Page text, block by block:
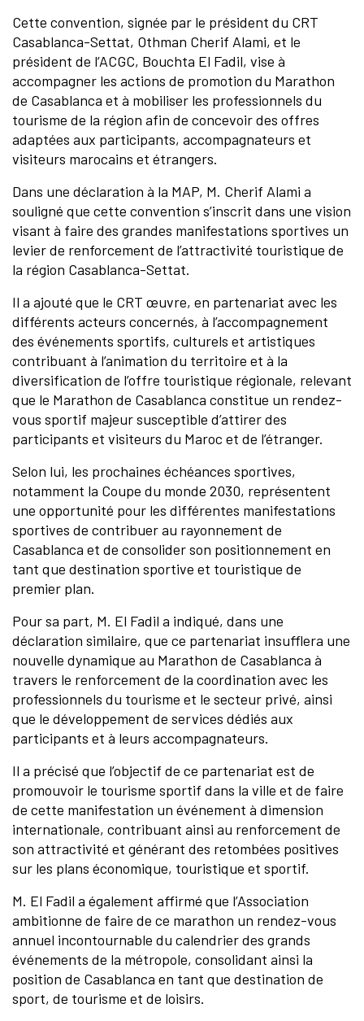
Cette convention, signée par le président du CRT
Casablanca-Settat, Othman Cherif Alami, et le
président de l’ACGC, Bouchta El Fadil, vise à
accompagner les actions de promotion du Marathon
de Casablanca et à mobiliser les professionnels du
tourisme de la région afin de concevoir des offres
adaptées aux participants, accompagnateurs et
visiteurs marocains et étrangers.
Dans une déclaration à la MAP, M. Cherif Alami a
souligné que cette convention s’inscrit dans une vision
visant à faire des grandes manifestations sportives un
levier de renforcement de l’attractivité touristique de
la région Casablanca-Settat.
Il a ajouté que le CRT œuvre, en partenariat avec les
différents acteurs concernés, à l’accompagnement
des événements sportifs, culturels et artistiques
contribuant à l’animation du territoire et à la
diversification de l’offre touristique régionale, relevant
que le Marathon de Casablanca constitue un rendez-
vous sportif majeur susceptible d’attirer des
participants et visiteurs du Maroc et de l’étranger.
Selon lui, les prochaines échéances sportives,
notamment la Coupe du monde 2030, représentent
une opportunité pour les différentes manifestations
sportives de contribuer au rayonnement de
Casablanca et de consolider son positionnement en
tant que destination sportive et touristique de
premier plan.
Pour sa part, M. El Fadil a indiqué, dans une
déclaration similaire, que ce partenariat insufflera une
nouvelle dynamique au Marathon de Casablanca à
travers le renforcement de la coordination avec les
professionnels du tourisme et le secteur privé, ainsi
que le développement de services dédiés aux
participants et à leurs accompagnateurs.
Il a précisé que l’objectif de ce partenariat est de
promouvoir le tourisme sportif dans la ville et de faire
de cette manifestation un événement à dimension
internationale, contribuant ainsi au renforcement de
son attractivité et générant des retombées positives
sur les plans économique, touristique et sportif.
M. El Fadil a également affirmé que l’Association
ambitionne de faire de ce marathon un rendez-vous
annuel incontournable du calendrier des grands
événements de la métropole, consolidant ainsi la
position de Casablanca en tant que destination de
sport, de tourisme et de loisirs.